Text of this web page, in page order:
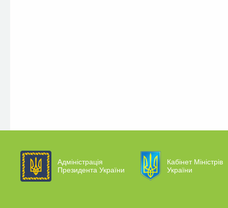
Адміністрація
Президента України
Кабінет Міністрів
України